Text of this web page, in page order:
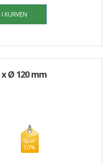
Ø 120 mm
Spar
50%